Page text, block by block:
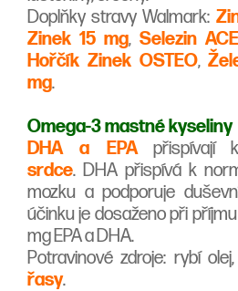
Doplňky stravy Walmark:
Zinek 15 mg, Selezin
Hořčík Zinek OSTEO,
mg.
Omega-3 mastné kyseliny
DHA a EPApřispívají
srdce. DHA přispívá k
mozku a podporuje
účinku je dosaženo při
mg EPA a DHA.
Potravinové zdroje: rybí
řasy.